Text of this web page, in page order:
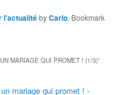
l'actualitébyCarlo. Bookmark
MARIAGE QUI PROMET ! (1/3)”
mariage qui promet ! -